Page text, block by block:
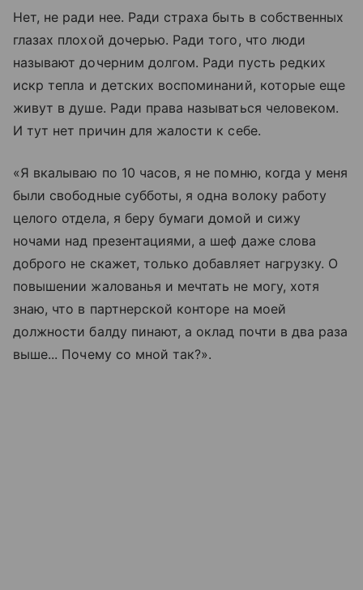
Нет, не ради нее. Ради страха быть в собственных
глазах плохой дочерью. Ради того, что люди
называют дочерним долгом. Ради пусть редких
искр тепла и детских воспоминаний, которые еще
живут в душе. Ради права называться человеком.
И тут нет причин для жалости к себе.
«Я вкалываю по 10 часов, я не помню, когда у меня
были свободные субботы, я одна волоку работу
целого отдела, я беру бумаги домой и сижу
ночами над презентациями, а шеф даже слова
доброго не скажет, только добавляет нагрузку. О
повышении жалованья и мечтать не могу, хотя
знаю, что в партнерской конторе на моей
должности балду пинают, а оклад почти в два раза
выше... Почему со мной так?».